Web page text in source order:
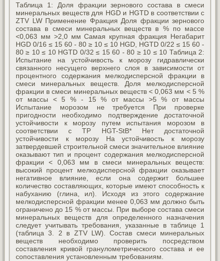
Таблица 1: Доля фракции зернового состава в смеси
минеральных веществ для HGD и HGTD в соответствии с
ZTV LW Применение Фракция Доля фракции зернового
состава в смеси минеральных веществ в % по массе
<0,063 мм >2,0 мм Самая крупная фракция Негабарит
HGD 0/16 ≤ 15 60 - 80 ≥ 10 ≤ 10 HGD, HGTD 0/22 ≤ 15 60 -
80 ≥ 10 ≤ 10 HGTD 0/32 ≤ 15 60 - 80 ≥ 10 ≤ 10 Таблица 2:
Испытание на устойчивость к морозу гидравлически
связанного несущего верхнего слоя в зависимости от
процентного содержания мелкодисперсной фракции в
смеси минеральных веществ. Доля мелкодисперсной
фракции в смеси минеральных веществ < 0,063 мм < 5 %
от массы < 5 % - 15 % от массы >5 % от массы
Испытание морозом не требуется При проверке
пригодности необходимо подтверждение достаточной
устойчивости к морозу путем испытания морозом в
соответствии с TP HGT-StB* Нет достаточной
устойчивости к морозу На устойчивость к морозу
затвердевшей строительной смеси значительное влияние
оказывают тип и процент содержания мелкодисперсной
фракции < 0,063 мм в смеси минеральных веществ:
высокий процент мелкодисперсной фракции оказывает
негативное влияние, если она содержит большее
количество составляющих, которые имеют способность к
набуханию (глина, ил). Исходя из этого содержание
мелкодисперсной фракции менее 0,063 мм должно быть
ограничено до 15 % от массы. При выборе состава смеси
минеральных веществ для определенного назначения
следует учитывать требования, указанные в таблице 1
(таблица 3. 2 в ZTV LW). Состав смеси минеральных
веществ необходимо проверить посредством
составления кривой гранулометрического состава и ее
сопоставления установленным требованиям.